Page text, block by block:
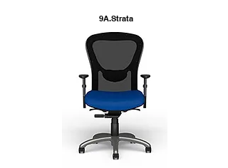
9A.Strata